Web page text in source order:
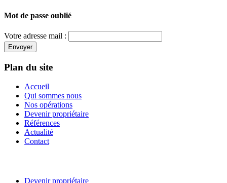
Mot de passe oublié
Votre adresse mail :
Envoyer
Plan du site
Accueil
Qui sommes nous
Nos opérations
Devenir propriétaire
Références
Actualité
Contact
Devenir propriétaire